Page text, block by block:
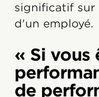
significatif sur
d'un employé.
« Si vous
de